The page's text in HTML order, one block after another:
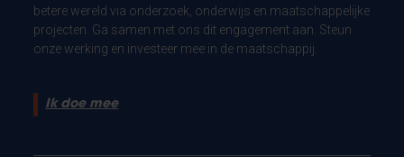
betere wereld via onderzoek, onderwijs en maatschappelijke
projecten. Ga samen met ons dit engagement aan. Steun
onze werking en investeer mee in de maatschappij.
Ik doe mee